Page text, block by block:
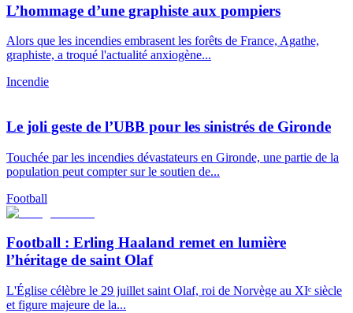
L’hommage d’une graphiste aux pompiers
Alors que les incendies embrasent les forêts de France, Agathe,
graphiste, a troqué l'actualité anxiogène...
Incendie
Le joli geste de l’UBB pour les sinistrés de Gironde
Touchée par les incendies dévastateurs en Gironde, une partie de la
population peut compter sur le soutien de...
Football
Football : Erling Haaland remet en lumière
l’héritage de saint Olaf
L'Église célèbre le 29 juillet saint Olaf, roi de Norvège au XIᵉ siècle
et figure majeure de la...